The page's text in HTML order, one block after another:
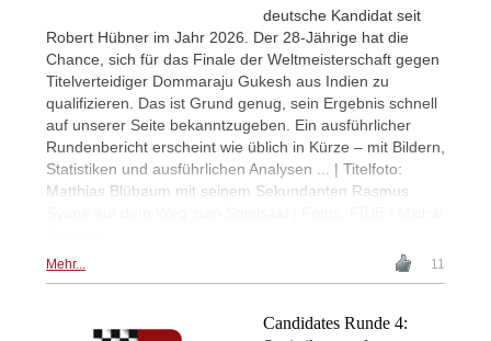
deutsche Kandidat seit
Robert Hübner im Jahr 2026. Der 28-Jährige hat die
Chance, sich für das Finale der Weltmeisterschaft gegen
Titelverteidiger Dommaraju Gukesh aus Indien zu
qualifizieren. Das ist Grund genug, sein Ergebnis schnell
auf unserer Seite bekanntzugeben. Ein ausführlicher
Rundenbericht erscheint wie üblich in Kürze – mit Bildern,
Statistiken und ausführlichen Analysen ... | Titelfoto:
Matthias Blübaum mit seinem Sekundanten Rasmus
Mehr... 11
Candidates Runde 4: